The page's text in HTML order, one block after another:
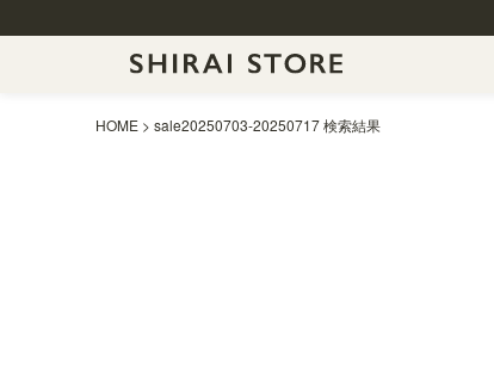
HOME sale20250703-20250717 検索結果